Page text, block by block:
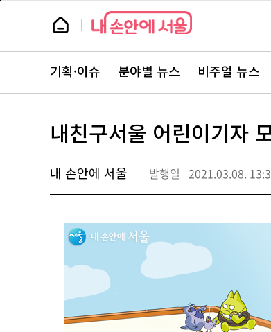
본
뉴
스
뉴
스
주
서
바
로
기획·이슈 분야별 뉴스 비주얼 뉴스
내친구서울 어린이기자
내 손안에 서울 발행일 2021.03.08.
페